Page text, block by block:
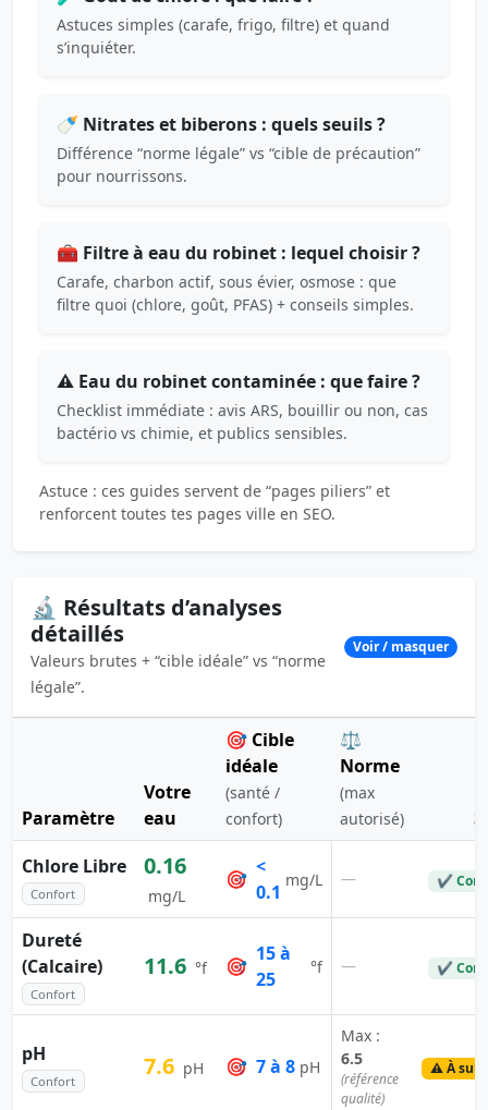
Astuces simples (carafe, frigo, filtre) et quand
s’inquiéter.
🍼 Nitrates et biberons : quels seuils ?
Différence “norme légale” vs “cible de précaution”
pour nourrissons.
🧰 Filtre à eau du robinet : lequel choisir ?
Carafe, charbon actif, sous évier, osmose : que
filtre quoi (chlore, goût, PFAS) + conseils simples.
⚠️ Eau du robinet contaminée : que faire ?
Checklist immédiate : avis ARS, bouillir ou non, cas
bactério vs chimie, et publics sensibles.
Astuce : ces guides servent de “pages piliers” et
renforcent toutes tes pages ville en SEO.
🔬 Résultats d’analyses
détaillés
Valeurs brutes + “cible idéale” vs “norme
légale”.
Voir / masquer
Paramètre
Votre
eau
🎯 Cible
idéale
(santé /
confort)
⚖️
Norme
(max
autorisé)
Chlore Libre
Confort
0.16
mg/L
🎯
<
0.1
mg/L — ✔
Dureté
(Calcaire)
Confort
11.6 °f 🎯
15 à
25
°f — ✔
pH
Confort
7.6 pH 🎯 7 à 8 pH
Max :
6.5
(référence
qualité)
⚠️ À